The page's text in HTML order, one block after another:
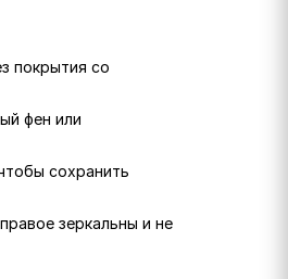
покрытия со
фен или
сохранить
зеркальны и не